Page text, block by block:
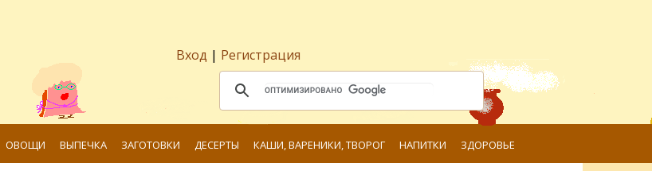
Вход | Регистрация
ОВОЩИ ВЫПЕЧКА ЗАГОТОВКИ ДЕСЕРТЫ КАШИ, ВАРЕНИКИ, ТВОРОГ НАПИТКИ ЗДОРОВЬЕ